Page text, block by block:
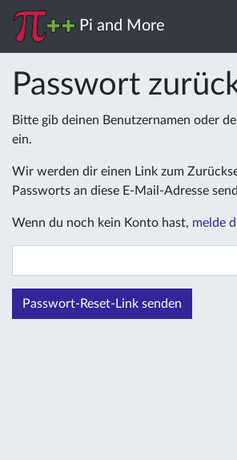
Pi and More
Passwort
Bitte gib deinen Benutzernamen oder
ein.
Wir werden dir einen Link zum
Passworts an diese E-Mail-Adresse
Wenn du noch kein Konto hast, melde